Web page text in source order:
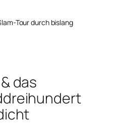
Tour durch bislang
das